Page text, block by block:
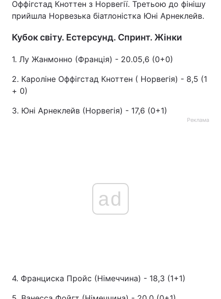
Оффігстад Кноттен з Норвегії. Третьою до фінішу
прийшла Норвезька біатлоністка Юні Арнеклейв.
Кубок світу. Естерсунд. Спринт. Жінки
1. Лу Жанмонно (Франція) - 20.05,6 (0+0)
2. Кароліне Оффігстад Кноттен ( Норвегія) - 8,5 (1
+ 0)
3. Юні Арнеклейв (Норвегія) - 17,6 (0+1)
Реклама
ad
4. Франциска Пройс (Німеччина) - 18,3 (1+1)